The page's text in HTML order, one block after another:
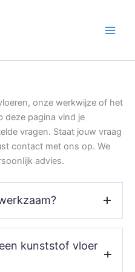
onze werkwijze of het
deze pagina vind je
vragen. Staat jouw vraag
contact met ons op. We
advies.
Neem gerust contact met
mee naar de
kunststof vloer